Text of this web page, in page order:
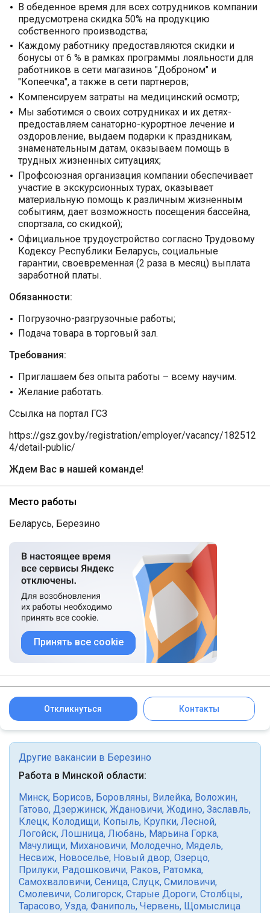
В обеденное время для всех сотрудников компании
предусмотрена скидка 50% на продукцию
собственного производства;
Каждому работнику предоставляются скидки и
бонусы от 6 % в рамках программы лояльности для
работников в сети магазинов "Доброном" и
"Копеечка", а также в сети партнеров;
Компенсируем затраты на медицинский осмотр;
Мы заботимся о своих сотрудниках и их детях-
предоставляем санаторно-курортное лечение и
оздоровление, выдаем подарки к праздникам,
знаменательным датам, оказываем помощь в
трудных жизненных ситуациях;
Профсоюзная организация компании обеспечивает
участие в экскурсионных турах, оказывает
материальную помощь к различным жизненным
событиям, дает возможность посещения бассейна,
спортзала, со скидкой);
Официальное трудоустройство согласно Трудовому
Кодексу Республики Беларусь, социальные
гарантии, своевременная (2 раза в месяц) выплата
заработной платы.
Обязанности:
Погрузочно-разгрузочные работы;
Подача товара в торговый зал.
Требования:
Приглашаем без опыта работы – всему научим.
Желание работать.
Ссылка на портал ГСЗ
https://gsz.gov.by/registration/employer/vacancy/182512
4/detail-public/
Ждем Вас в нашей команде!
Место работы
Беларусь, Березино
Принять все cookie
Откликнуться Контакты
Другие вакансии в Березино
Работа в Минской области:
Минск, Борисов, Боровляны, Вилейка, Воложин,
Гатово, Дзержинск, Ждановичи, Жодино, Заславль,
Клецк, Колодищи, Копыль, Крупки, Лесной,
Логойск, Лошница, Любань, Марьина Горка,
Мачулищи, Михановичи, Молодечно, Мядель,
Несвиж, Новоселье, Новый двор, Озерцо,
Прилуки, Радошковичи, Раков, Ратомка,
Самохваловичи, Сеница, Слуцк, Смиловичи,
Смолевичи, Солигорск, Старые Дороги, Столбцы,
Тарасово, Узда, Фаниполь, Червень, Щомыслица